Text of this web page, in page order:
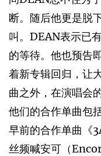
断。随后他更是脱
叫。DEAN表示已
的等待。他也预告
着新专辑回归，让
曲之外，在演唱会
他们的合作单曲包
早前的合作单曲《
丝频喊安可（